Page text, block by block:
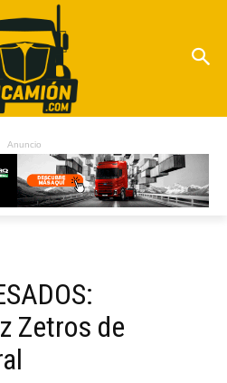
Anuncio
Zetros de